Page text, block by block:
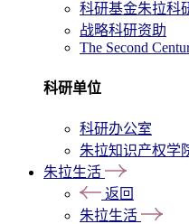
科研基金朱拉科
战略科研资助
The Second
科研单位
科研办公室
朱拉知识产权学
朱拉生活
返回
朱拉生活